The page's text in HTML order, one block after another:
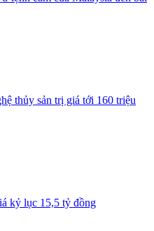
thủy sản trị giá tới 160 triệu
kỷ lục 15,5 tỷ đồng